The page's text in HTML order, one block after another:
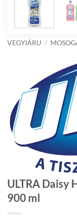
VEGYIÁRU /
ULTRA Daisy
900 ml